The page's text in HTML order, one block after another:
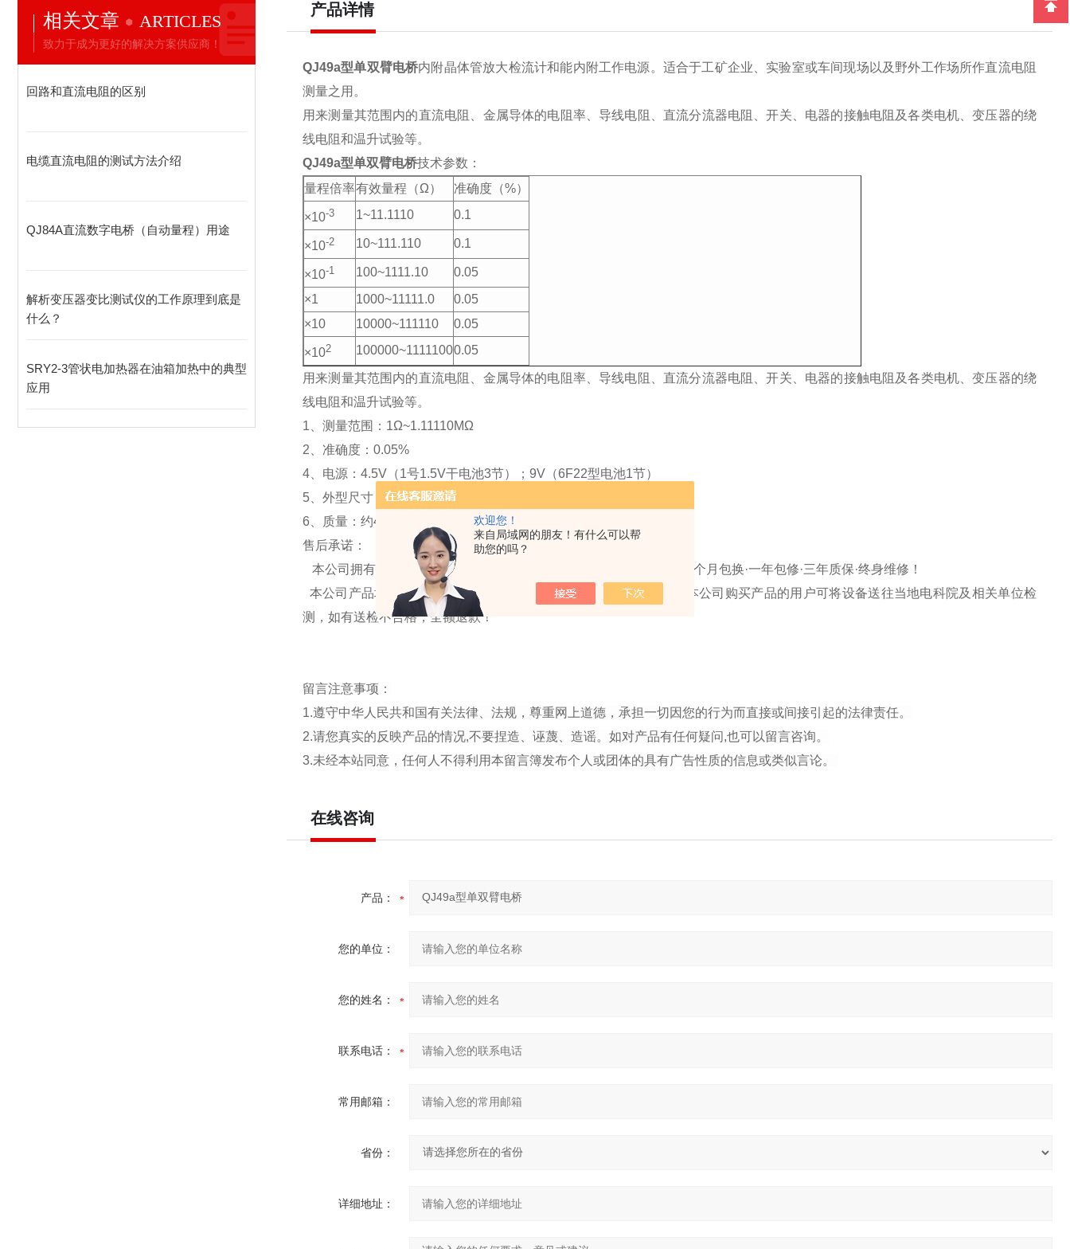
欢迎您！
来自局域网的朋友！有什么可以帮
助您的吗？
相关文章 ARTICLES
致力于成为更好的解决方案供应商！
回路和直流电阻的区别
电缆直流电阻的测试方法介绍
QJ84A直流数字电桥（自动量程）用途
解析变压器变比测试仪的工作原理到底是
什么？
SRY2-3管状电加热器在油箱加热中的典型
应用
产品详情
QJ49a型单双臂电桥内附晶体管放大检流计和能内附工作电源。适合于工矿企业、实验室或车间现场以及野外工作场所作直流电阻
测量之用。
用来测量其范围内的直流电阻、金属导体的电阻率、导线电阻、直流分流器电阻、开关、电器的接触电阻及各类电机、变压器的绕
线电阻和温升试验等。
QJ49a型单双臂电桥技术参数：
量程倍率有效量程（Ω） 准确度（%）
×10-3 1~11.1110 0.1
×10-2 10~111.110 0.1
×10-1 100~1111.10
0.05
×1
1000~11111.0
0.05
×10
10000~111110 0.05
×102 100000~11111000.05
用来测量其范围内的直流电阻、金属导体的电阻率、导线电阻、直流分流器电阻、开关、电器的接触电阻及各类电机、变压器的绕
线电阻和温升试验等。
1、测量范围：1Ω~1.11110MΩ
2、准确度：0.05%
4、电源：4.5V（1号1.5V干电池3节）；9V（6F22型电池1节）
5、外型尺寸：314×265×165（mm）
6、质量：约4.5kg
售后承诺：
本公司拥有专业的研发团队·确保用户无后顾之忧·设备自购买日起·一个月包换·一年包修·三年质保·终身维修！
本公司产品均通过国家计量院、电科院及相关单位检验合格；
凡在本公司购买产品的用户可将设备送往当地电科院及相关单位检
测，如有送检不合格，全额退款！
留言注意事项：
1.遵守中华人民共和国有关法律、法规，尊重网上道德，承担一切因您的行为而直接或间接引起的法律责任。
2.请您真实的反映产品的情况,不要捏造、诬蔑、造谣。如对产品有任何疑问,也可以留言咨询。
3.未经本站同意，任何人不得利用本留言簿发布个人或团体的具有广告性质的信息或类似言论。
在线咨询
产品：
您的单位：
您的姓名：
联系电话：
常用邮箱：
省份：
详细地址：